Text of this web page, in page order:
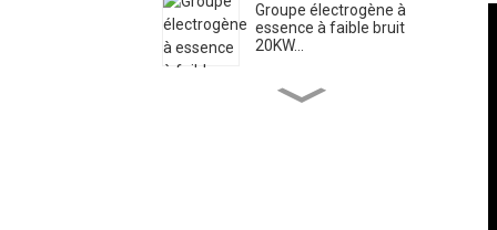
Groupe électrogène à
essence à faible bruit
20KW...